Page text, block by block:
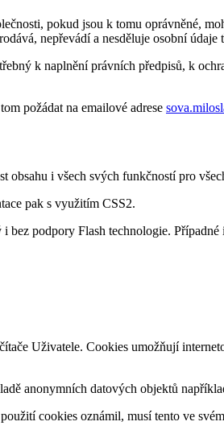
pokud jsou k tomu oprávněné,
nepřevádí a nesděluje osobní údaje
k naplnění právních předpisů, k
požádat na emailové adrese
obsahu i všech svých funkčností pro
pak s využitím CSS2.
podpory Flash technologie.
Uživatele. Cookies umožňují
anonymních datových objektů
cookies oznámil, musí tento ve